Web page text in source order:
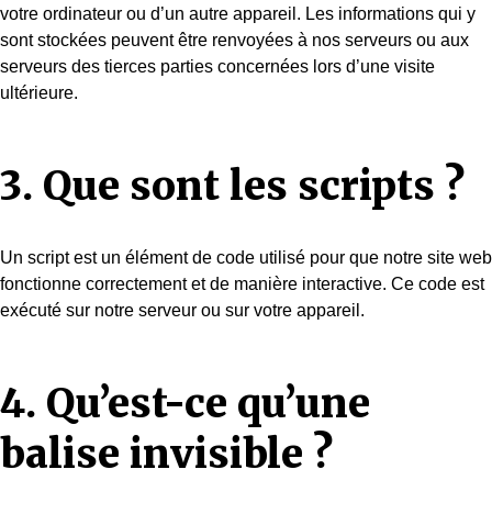
votre ordinateur ou d’un autre appareil. Les informations qui y
sont stockées peuvent être renvoyées à nos serveurs ou aux
serveurs des tierces parties concernées lors d’une visite
ultérieure.
3. Que sont les scripts ?
Un script est un élément de code utilisé pour que notre site web
fonctionne correctement et de manière interactive. Ce code est
exécuté sur notre serveur ou sur votre appareil.
4. Qu’est-ce qu’une
balise invisible ?